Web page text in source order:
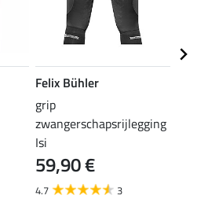
Felix Bühler
grip
zwangerschapsrijlegging
Isi
59,90 €
4.7 3